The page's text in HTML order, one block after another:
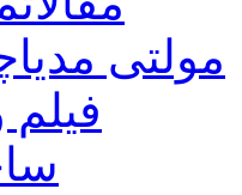
مولتی مدیا